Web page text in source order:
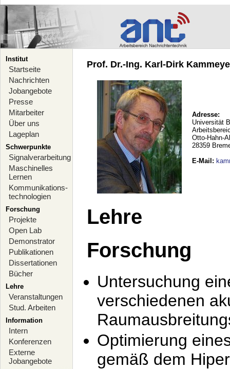
Institut
Startseite
Nachrichten
Jobangebote
Presse
Mitarbeiter
Über uns
Lageplan
Schwerpunkte
Signalverarbeitung
Maschinelles
Lernen
Kommunikations-
technologien
Forschung
Projekte
Open Lab
Demonstrator
Publikationen
Dissertationen
Bücher
Lehre
Veranstaltungen
Stud. Arbeiten
Information
Intern
Konferenzen
Externe
Jobangebote
Prof. Dr.-Ing. Karl-Dirk
Adresse:
Universität
Otto-Hahn-
28359
E-Mail :
Lehre
Forschung
Untersuchung
verschiedenen
Optimierung
gemäß dem